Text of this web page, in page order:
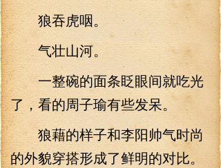
狼吞虎咽。
气壮山河。
一整碗的面条眨眼间就吃光
了，看的周子瑜有些发呆。
狼藉的样子和李阳帅气时尚
的外貌穿搭形成了鲜明的对比。